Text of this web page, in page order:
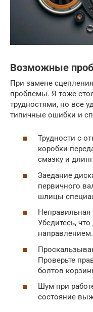
Возможные
При замене
проблемы. Я тоже
трудностями, но все
типичные ошибки и
Трудности с
коробки
смазку и
Заедание
первичного
шлицы
Неправильная
Убедитесь,
направлением.
Проверьте
болтов
Шум при
состояние